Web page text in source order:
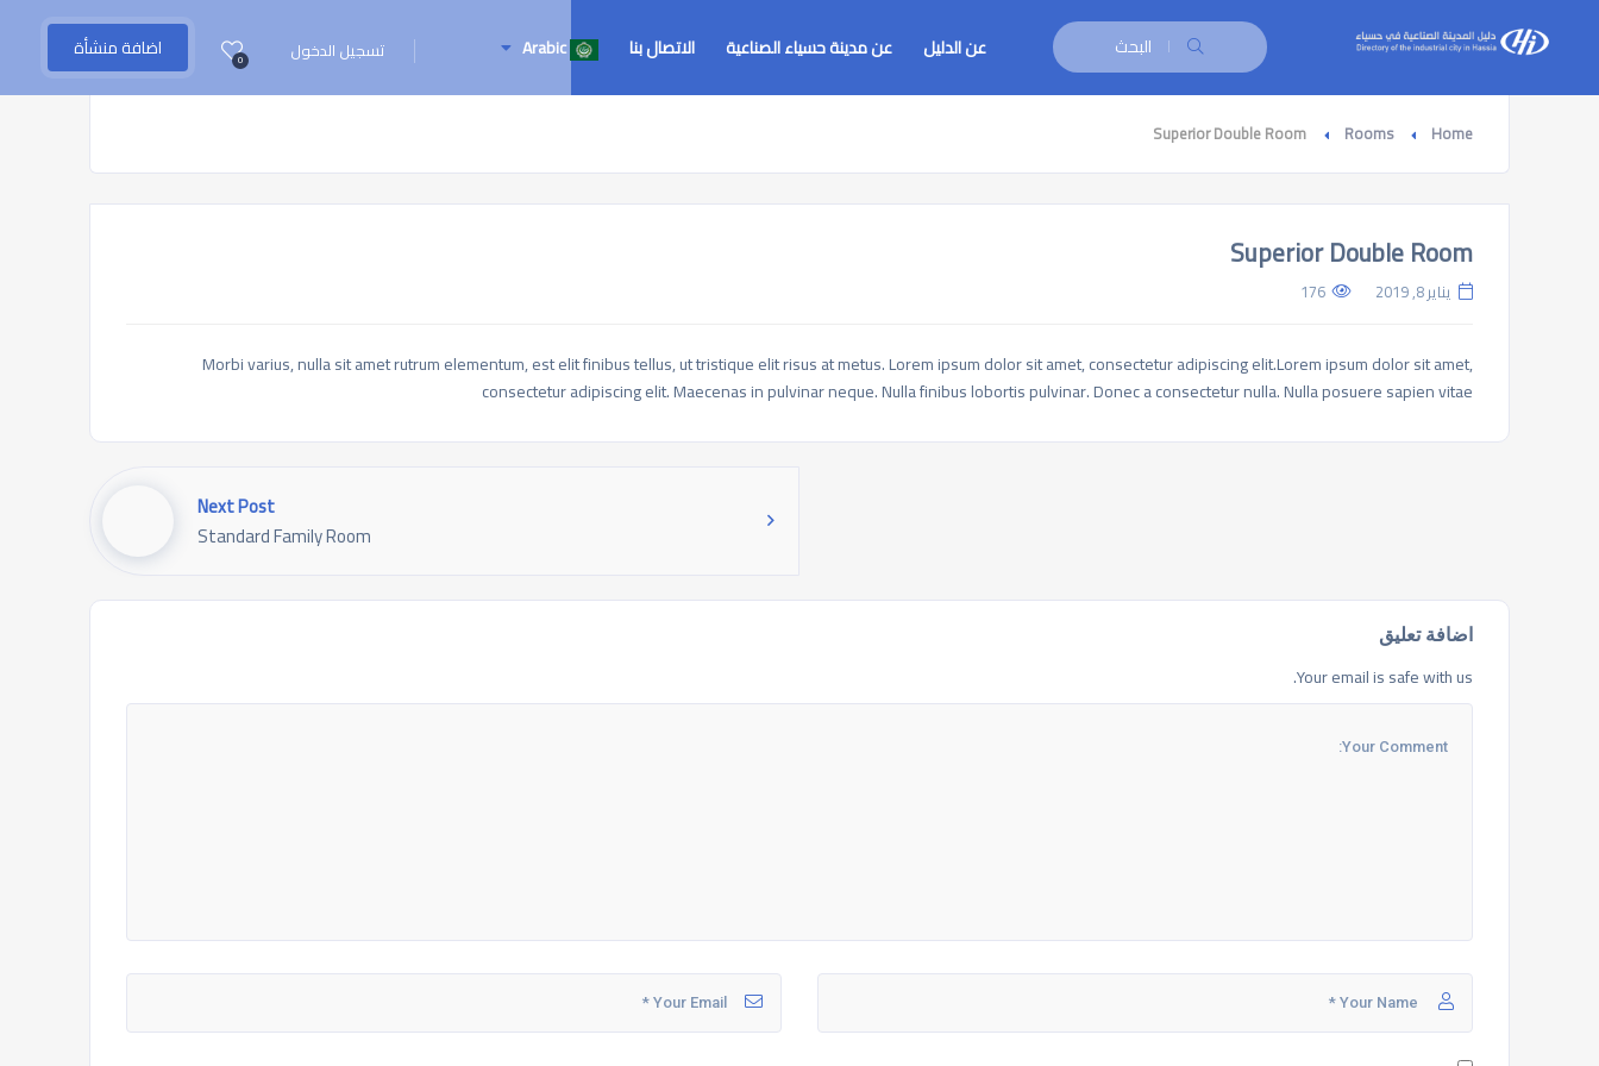
البحث اضافة منشأة 0 تسجيل الدخول عن الدليل عن مدينة حسياء الصناعية الاتصال بنا Arabic
Home
Rooms
Superior Double Room
Superior Double Room
يناير 8, 2019 176
Morbi varius, nulla sit amet rutrum elementum, est elit finibus tellus, ut tristique elit risus at metus. Lorem ipsum dolor sit amet, consectetur adipiscing elit.Lorem ipsum dolor sit amet,
consectetur adipiscing elit. Maecenas in pulvinar neque. Nulla finibus lobortis pulvinar. Donec a consectetur nulla. Nulla posuere sapien vitae
Next Post
Standard Family Room
اضافة تعليق
Your email is safe with us.